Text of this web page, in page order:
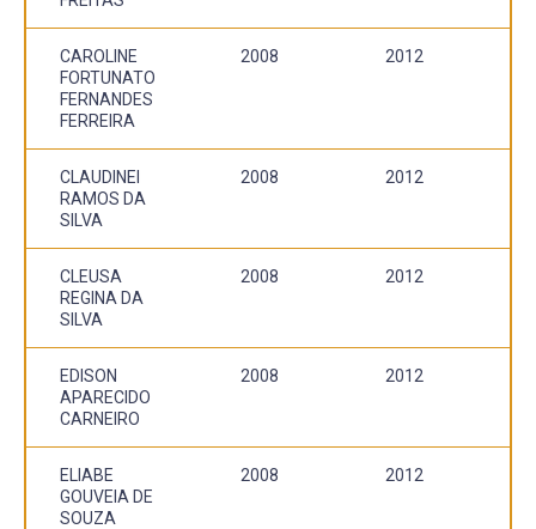
CAROLINE
FORTUNATO
FERNANDES
FERREIRA
2008 2012
CLAUDINEI
RAMOS DA
SILVA
2008 2012
CLEUSA
REGINA DA
SILVA
2008 2012
EDISON
APARECIDO
CARNEIRO
2008 2012
ELIABE
GOUVEIA DE
SOUZA
2008 2012